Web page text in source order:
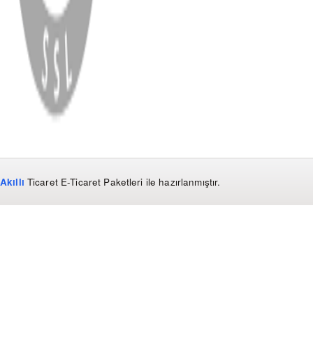
WhatsApp Facebook
Copyright
2026 Dükkan Hifi
Akıllı Ticaret E-Ticaret Paketleri ile hazırlanmıştır.